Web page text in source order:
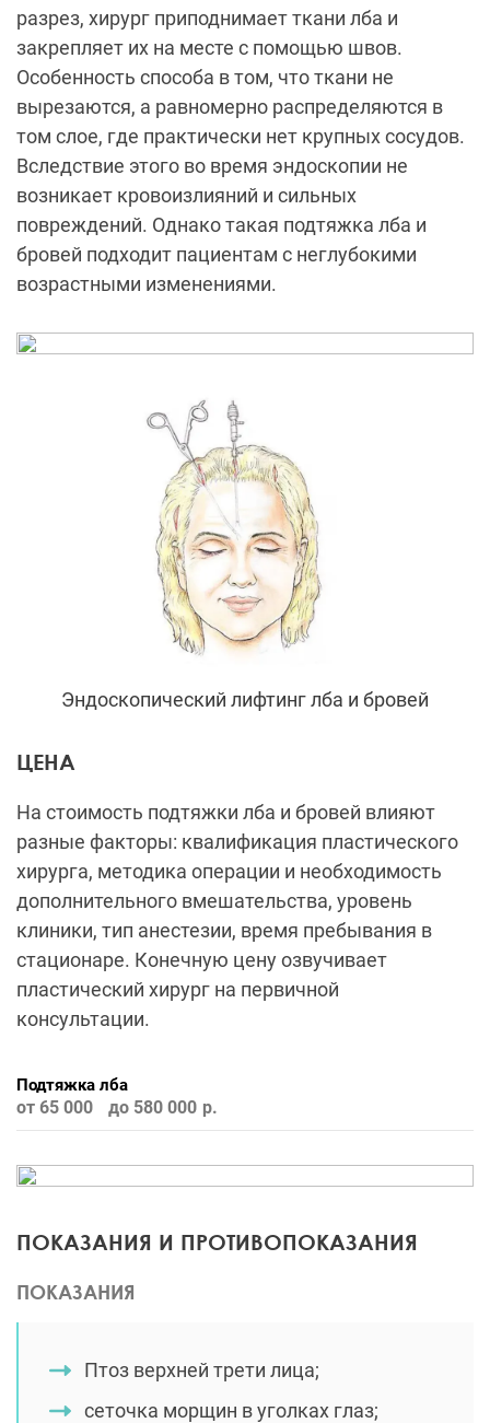
разрез, хирург приподнимает ткани лба и
закрепляет их на месте с помощью швов.
Особенность способа в том, что ткани не
вырезаются, а равномерно распределяются в
том слое, где практически нет крупных сосудов.
Вследствие этого во время эндоскопии не
возникает кровоизлияний и сильных
повреждений. Однако такая подтяжка лба и
бровей подходит пациентам с неглубокими
возрастными изменениями.
Эндоскопический лифтинг лба и бровей
ЦЕНА
На стоимость подтяжки лба и бровей влияют
разные факторы: квалификация пластического
хирурга, методика операции и необходимость
дополнительного вмешательства, уровень
клиники, тип анестезии, время пребывания в
стационаре. Конечную цену озвучивает
пластический хирург на первичной
консультации.
Подтяжка лба
от 65 000 до 580 000
ПОКАЗАНИЯ И ПРОТИВОПОКАЗАНИЯ
ПОКАЗАНИЯ
Птоз верхней трети лица;
сеточка морщин в уголках глаз;